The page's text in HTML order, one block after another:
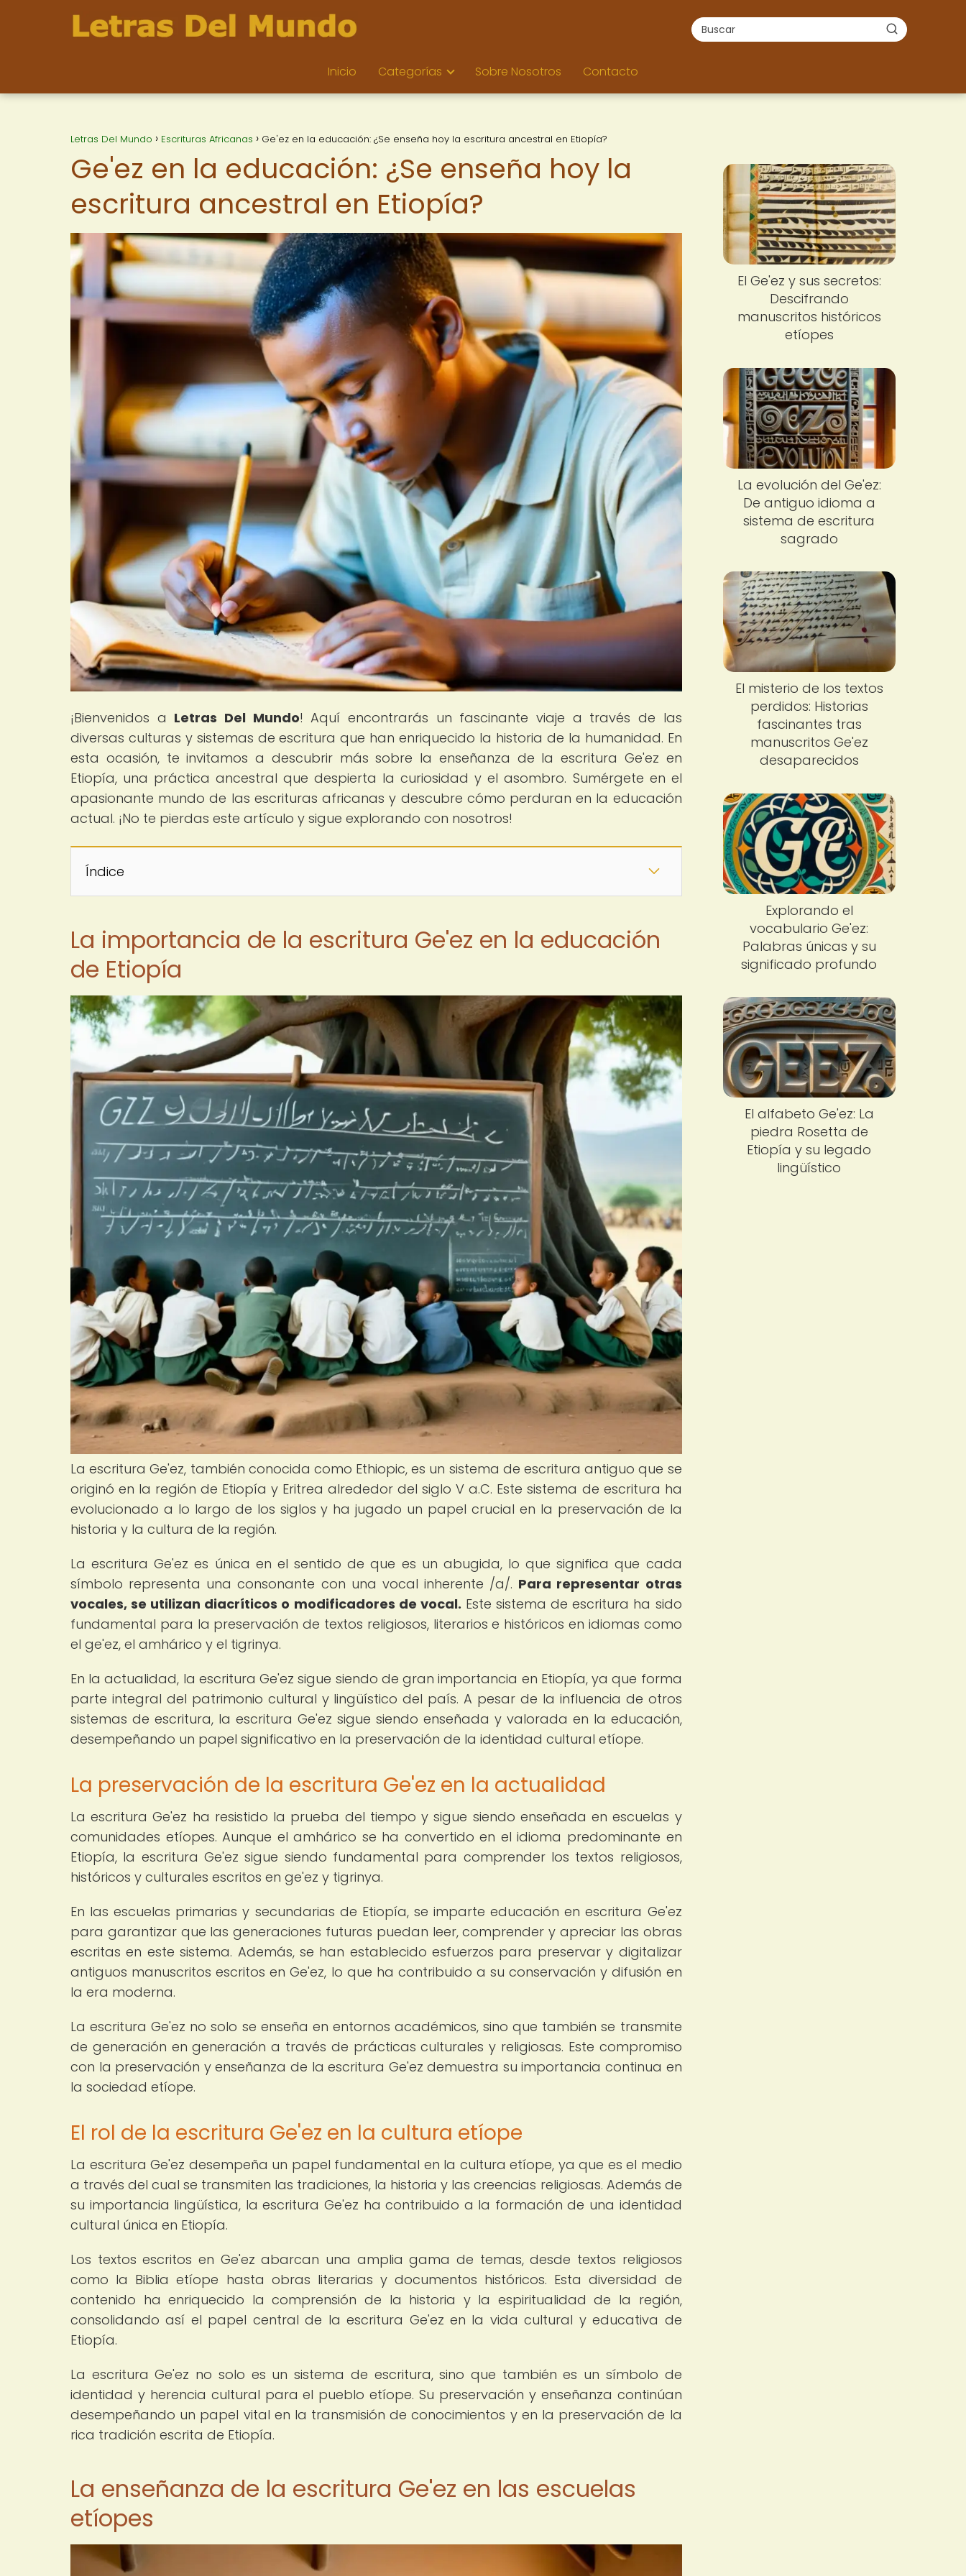
Inicio Categorías Sobre Nosotros Contacto
Letras Del Mundo Escrituras Africanas Ge'ez en la educación: ¿Se enseña hoy la escritura ancestral en Etiopía?
Ge'ez en la educación: ¿Se enseña hoy la
escritura ancestral en Etiopía?
¡Bienvenidos a Letras Del Mundo! Aquí encontrarás un fascinante viaje a través de las
diversas culturas y sistemas de escritura que han enriquecido la historia de la humanidad. En
esta ocasión, te invitamos a descubrir más sobre la enseñanza de la escritura Ge'ez en
Etiopía, una práctica ancestral que despierta la curiosidad y el asombro. Sumérgete en el
apasionante mundo de las escrituras africanas y descubre cómo perduran en la educación
actual. ¡No te pierdas este artículo y sigue explorando con nosotros!
Índice
La importancia de la escritura Ge'ez en la educación
de Etiopía
La escritura Ge'ez, también conocida como Ethiopic, es un sistema de escritura antiguo que se
originó en la región de Etiopía y Eritrea alrededor del siglo V a.C. Este sistema de escritura ha
evolucionado a lo largo de los siglos y ha jugado un papel crucial en la preservación de la
historia y la cultura de la región.
La escritura Ge'ez es única en el sentido de que es un abugida, lo que significa que cada
símbolo representa una consonante con una vocal inherente /a/. Para representar otras
vocales, se utilizan diacríticos o modificadores de vocal. Este sistema de escritura ha sido
fundamental para la preservación de textos religiosos, literarios e históricos en idiomas como
el ge'ez, el amhárico y el tigrinya.
En la actualidad, la escritura Ge'ez sigue siendo de gran importancia en Etiopía, ya que forma
parte integral del patrimonio cultural y lingüístico del país. A pesar de la influencia de otros
sistemas de escritura, la escritura Ge'ez sigue siendo enseñada y valorada en la educación,
desempeñando un papel significativo en la preservación de la identidad cultural etíope.
La preservación de la escritura Ge'ez en la actualidad
La escritura Ge'ez ha resistido la prueba del tiempo y sigue siendo enseñada en escuelas y
comunidades etíopes. Aunque el amhárico se ha convertido en el idioma predominante en
Etiopía, la escritura Ge'ez sigue siendo fundamental para comprender los textos religiosos,
históricos y culturales escritos en ge'ez y tigrinya.
En las escuelas primarias y secundarias de Etiopía, se imparte educación en escritura Ge'ez
para garantizar que las generaciones futuras puedan leer, comprender y apreciar las obras
escritas en este sistema. Además, se han establecido esfuerzos para preservar y digitalizar
antiguos manuscritos escritos en Ge'ez, lo que ha contribuido a su conservación y difusión en
la era moderna.
La escritura Ge'ez no solo se enseña en entornos académicos, sino que también se transmite
de generación en generación a través de prácticas culturales y religiosas. Este compromiso
con la preservación y enseñanza de la escritura Ge'ez demuestra su importancia continua en
la sociedad etíope.
El rol de la escritura Ge'ez en la cultura etíope
La escritura Ge'ez desempeña un papel fundamental en la cultura etíope, ya que es el medio
a través del cual se transmiten las tradiciones, la historia y las creencias religiosas. Además de
su importancia lingüística, la escritura Ge'ez ha contribuido a la formación de una identidad
cultural única en Etiopía.
Los textos escritos en Ge'ez abarcan una amplia gama de temas, desde textos religiosos
como la Biblia etíope hasta obras literarias y documentos históricos. Esta diversidad de
contenido ha enriquecido la comprensión de la historia y la espiritualidad de la región,
consolidando así el papel central de la escritura Ge'ez en la vida cultural y educativa de
Etiopía.
La escritura Ge'ez no solo es un sistema de escritura, sino que también es un símbolo de
identidad y herencia cultural para el pueblo etíope. Su preservación y enseñanza continúan
desempeñando un papel vital en la transmisión de conocimientos y en la preservación de la
rica tradición escrita de Etiopía.
La enseñanza de la escritura Ge'ez en las escuelas
etíopes
El Ge'ez y sus secretos:
Descifrando
manuscritos históricos
etíopes
La evolución del Ge'ez:
De antiguo idioma a
sistema de escritura
sagrado
El misterio de los textos
perdidos: Historias
fascinantes tras
manuscritos Ge'ez
desaparecidos
Explorando el
vocabulario Ge'ez:
Palabras únicas y su
significado profundo
El alfabeto Ge'ez: La
piedra Rosetta de
Etiopía y su legado
lingüístico